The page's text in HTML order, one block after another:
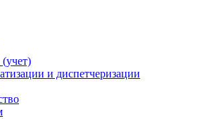
и диспетчеризации